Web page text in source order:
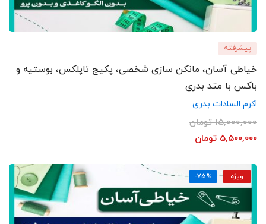
پیشرفته
خیاطی آسان، مانکن سازی شخصی، پکیج تاپلکس، بوستیه و
باکس با متد بدری
اکرم السادات بدری
15,000,000 تومان
5,500,000 تومان
ویژه -75%